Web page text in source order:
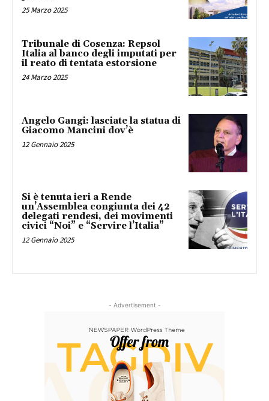
25 Marzo 2025
Tribunale di Cosenza: Repsol
Italia al banco degli imputati per
il reato di tentata estorsione
24 Marzo 2025
Angelo Gangi: lasciate la statua di
Giacomo Mancini dov’è
12 Gennaio 2025
Si è tenuta ieri a Rende
un’Assemblea congiunta dei 42
delegati rendesi, dei movimenti
civici “Noi” e “Servire l’Italia”
12 Gennaio 2025
- Advertisement -